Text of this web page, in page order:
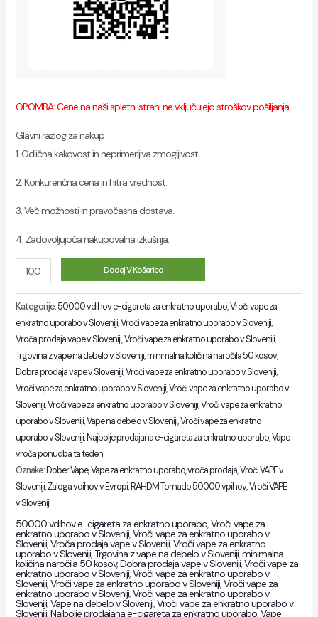
OPOMBA: Cene na naši spletni strani ne vključujejo stroškov pošiljanja.
Glavni razlog za nakup
1. Odlična kakovost in neprimerljiva zmogljivost.
2. Konkurenčna cena in hitra vrednost.
3. Več možnosti in pravočasna dostava.
4. Zadovoljujoča nakupovalna izkušnja.
RAHDM
Tornado
50000
Puffs
Disposable
Vape
Bulk
Supplier
količina
Dodaj V Košarico
Kategorije:50000 vdihov e-cigareta za enkratno uporabo,Vroči vape za
enkratno uporabo v Sloveniji,Vroči vape za enkratno uporabo v Sloveniji,
Vroča prodaja vape v Sloveniji,Vroči vape za enkratno uporabo v Sloveniji,
Trgovina z vape na debelo v Sloveniji,minimalna količina naročila 50 kosov,
Dobra prodaja vape v Sloveniji,Vroči vape za enkratno uporabo v Sloveniji,
Vroči vape za enkratno uporabo v Sloveniji,Vroči vape za enkratno uporabo v
Sloveniji,Vroči vape za enkratno uporabo v Sloveniji,Vroči vape za enkratno
uporabo v Sloveniji,Vape na debelo v Sloveniji,Vroči vape za enkratno
uporabo v Sloveniji, Najbolje prodajana e-cigareta za enkratno uporabo,Vape
vroča ponudba ta teden
Oznake: Dober Vape,Vape za enkratno uporabo, vroča prodaja,Vroči VAPE v
Sloveniji,Zaloga vdihov v Evropi, RAHDM Tornado 50000 vpihov,Vroči VAPE
v Sloveniji
50000 vdihov e-cigareta za enkratno uporabo,Vroči vape za
enkratno uporabo v Sloveniji,Vroči vape za enkratno uporabo v
Sloveniji,Vroča prodaja vape v Sloveniji,Vroči vape za enkratno
uporabo v Sloveniji,Trgovina z vape na debelo v Sloveniji,minimalna
količina naročila 50 kosov,Dobra prodaja vape v Sloveniji,Vroči vape za
enkratno uporabo v Sloveniji,Vroči vape za enkratno uporabo v
Sloveniji,Vroči vape za enkratno uporabo v Sloveniji,Vroči vape za
enkratno uporabo v Sloveniji,Vroči vape za enkratno uporabo v
Sloveniji,Vape na debelo v Sloveniji,Vroči vape za enkratno uporabo v
Sloveniji,Najbolje prodajana e-cigareta za enkratno uporabo,Vape